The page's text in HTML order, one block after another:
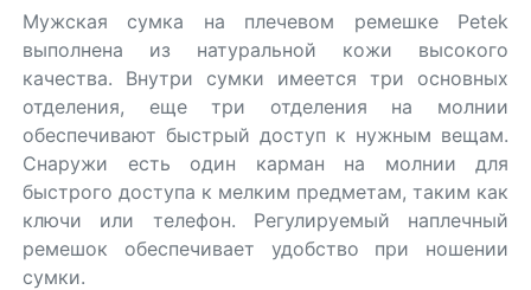
Мужская сумка на плечевом ремешке Petek
выполнена из натуральной кожи высокого
качества. Внутри сумки имеется три основных
отделения, еще три отделения на молнии
обеспечивают быстрый доступ к нужным вещам.
Снаружи есть один карман на молнии для
быстрого доступа к мелким предметам, таким как
ключи или телефон. Регулируемый наплечный
ремешок обеспечивает удобство при ношении
сумки.